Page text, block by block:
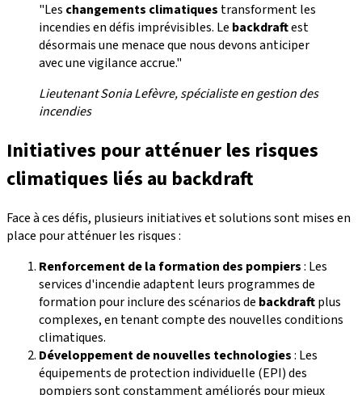
"Les changements climatiques transforment les
incendies en défis imprévisibles. Le backdraftest
désormais une menace que nous devons anticiper
avec une vigilance accrue."
Lieutenant Sonia Lefèvre, spécialiste en gestion des
incendies
Initiatives pour atténuer les risques
climatiques liés au backdraft
Face à ces défis, plusieurs initiatives et solutions sont mises en
place pour atténuer les risques :
Renforcement de la formation des pompiers: Les
services d'incendie adaptent leurs programmes de
formation pour inclure des scénarios de backdraftplus
complexes, en tenant compte des nouvelles conditions
climatiques.
Développement de nouvelles technologies: Les
équipements de protection individuelle (EPI) des
pompiers sont constamment améliorés pour mieux